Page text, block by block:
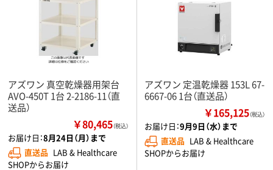
アズワン 真空乾燥器用架台
AVO-450T 1台 2-2186-11（直
送品）
￥80,465（税込）
お届け日：8月24日（月）まで
直送品 LAB & Healthcare
SHOPからお届け
アズワン 定温乾燥器 153L 67-
6667-06 1台（直送品）
￥165,125（税込）
お届け日：9月9日（水）まで
直送品 LAB & Healthcare
SHOPからお届け